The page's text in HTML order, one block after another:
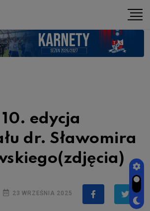
edycja
dr. Sławomira
23 WRZEŚNIA 2025